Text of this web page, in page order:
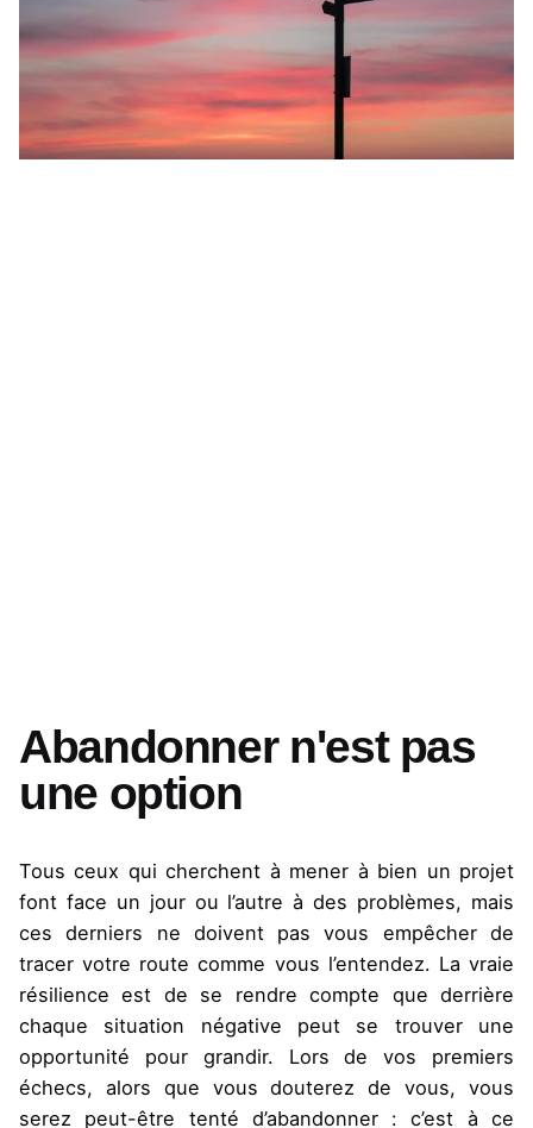
Abandonner n'est pas
une option
Tous ceux qui cherchent à mener à bien un projet
font face un jour ou l’autre à des problèmes, mais
ces derniers ne doivent pas vous empêcher de
tracer votre route comme vous l’entendez. La vraie
résilience est de se rendre compte que derrière
chaque situation négative peut se trouver une
opportunité pour grandir. Lors de vos premiers
échecs, alors que vous douterez de vous, vous
serez peut-être tenté d’abandonner : c’est à ce